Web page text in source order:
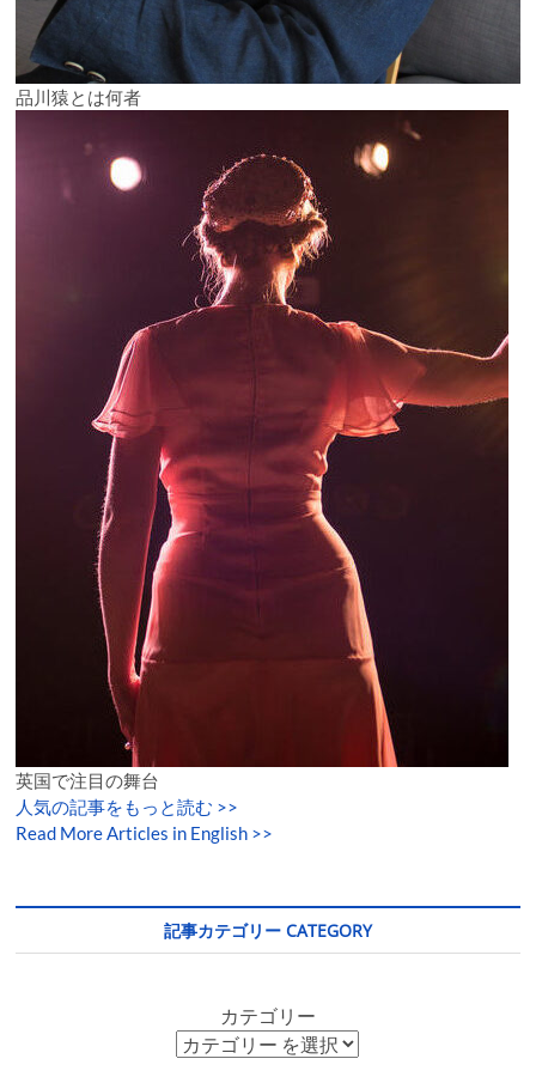
品川猿とは何者
英国で注目の舞台
人気の記事をもっと読む >>
Read More Articles in English >>
記事カテゴリー CATEGORY
カテゴリー